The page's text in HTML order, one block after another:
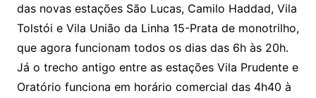
das novas estações São Lucas, Camilo Haddad, Vila
Tolstói e Vila União da Linha 15-Prata de monotrilho,
que agora funcionam todos os dias das 6h às 20h.
Já o trecho antigo entre as estações Vila Prudente e
Oratório funciona em horário comercial das 4h40 à